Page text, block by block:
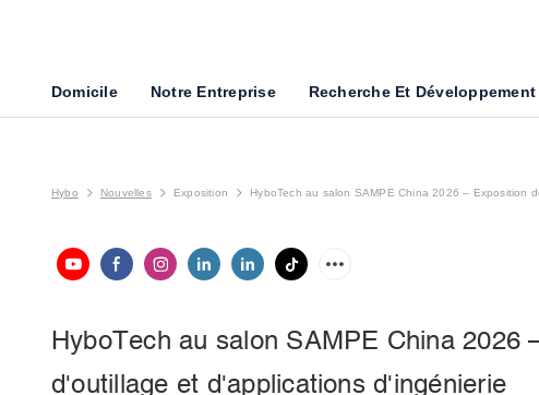
Domicile Notre Entreprise Recherche Et Développement
Hybo Nouvelles Exposition HyboTech au salon SAMPE China 2026 – Exposition
HyboTech au salon SAMPE China 2026
d'outillage et d'applications d'ingénierie